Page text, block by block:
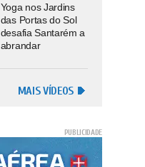
Yoga nos Jardins
das Portas do Sol
desafia Santarém a
abrandar
MAIS VÍDEOS